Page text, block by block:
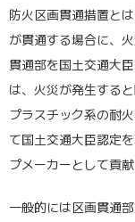
防火区画貫通措置と
が貫通する場合に、
貫通部を国土交通大
は、火災が発生する
プラスチック系の耐
て国土交通大臣認定
プメーカーとして貢献
一般的には区画貫通